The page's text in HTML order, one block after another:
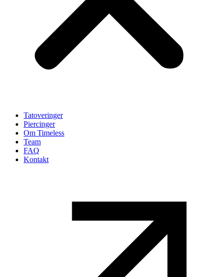
Tatoveringer
Piercinger
Om Timeless
Team
FAQ
Kontakt